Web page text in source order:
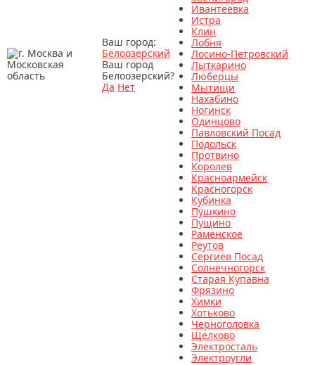
Ваш город:
Белоозерский
Ваш город
Белоозерский?
Да Нет
Ивантеевка
Истра
Клин
Лобня
Лосино-Петровский
Лыткарино
Люберцы
Мытищи
Нахабино
Ногинск
Одинцово
Павловский Посад
Подольск
Протвино
Королев
Красноармейск
Красногорск
Кубинка
Пушкино
Пущино
Раменское
Реутов
Сергиев Посад
Солнечногорск
Старая Купавна
Фрязино
Химки
Хотьково
Черноголовка
Щелково
Электросталь
Электроугли